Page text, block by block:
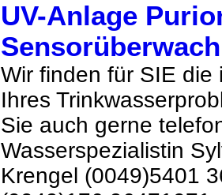
UV-Anlage
Wir finden für SIE die
Ihres
Sie auch gerne
Wasserspezialistin
Krengel (0049)5401